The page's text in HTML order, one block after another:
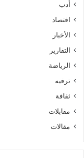
أدب
اقتصاد
الأخبار
التقارير
الرياضة
ترقيه
ثقافة
مقابلات
مقالات